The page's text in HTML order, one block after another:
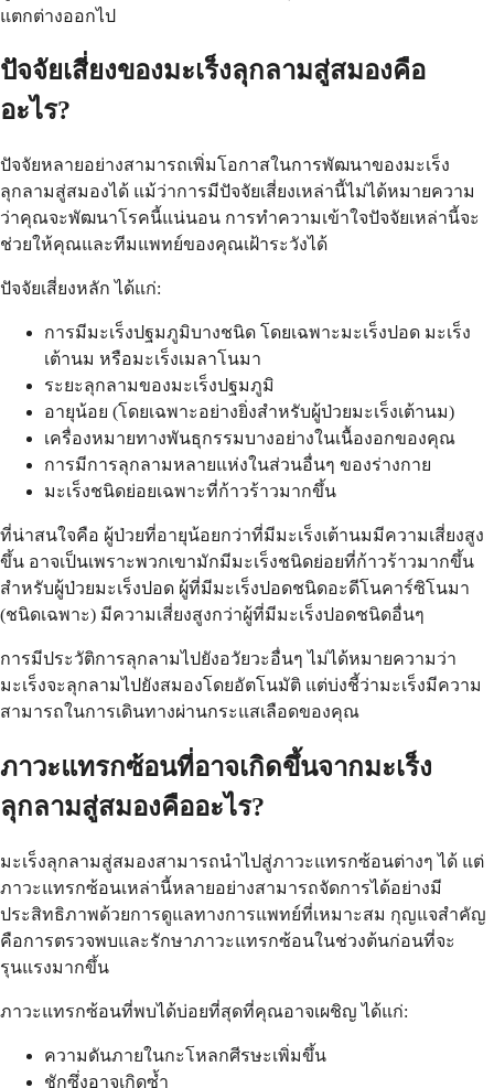
แตกต่างออกไป
ปัจจัยเสี่ยงของมะเร็งลุกลามสู่สมองคือ
อะไร?
ปัจจัยหลายอย่างสามารถเพิ่มโอกาสในการพัฒนาของมะเร็ง
ลุกลามสู่สมองได้ แม้ว่าการมีปัจจัยเสี่ยงเหล่านี้ไม่ได้หมายความ
ว่าคุณจะพัฒนาโรคนี้แน่นอน การทำความเข้าใจปัจจัยเหล่านี้จะ
ช่วยให้คุณและทีมแพทย์ของคุณเฝ้าระวังได้
ปัจจัยเสี่ยงหลัก ได้แก่:
การมีมะเร็งปฐมภูมิบางชนิด โดยเฉพาะมะเร็งปอด มะเร็ง
เต้านม หรือมะเร็งเมลาโนมา
ระยะลุกลามของมะเร็งปฐมภูมิ
อายุน้อย (โดยเฉพาะอย่างยิ่งสำหรับผู้ป่วยมะเร็งเต้านม)
เครื่องหมายทางพันธุกรรมบางอย่างในเนื้องอกของคุณ
การมีการลุกลามหลายแห่งในส่วนอื่นๆ ของร่างกาย
มะเร็งชนิดย่อยเฉพาะที่ก้าวร้าวมากขึ้น
ที่น่าสนใจคือ ผู้ป่วยที่อายุน้อยกว่าที่มีมะเร็งเต้านมมีความเสี่ยงสูง
ขึ้น อาจเป็นเพราะพวกเขามักมีมะเร็งชนิดย่อยที่ก้าวร้าวมากขึ้น
สำหรับผู้ป่วยมะเร็งปอด ผู้ที่มีมะเร็งปอดชนิดอะดีโนคาร์ซิโนมา
(ชนิดเฉพาะ) มีความเสี่ยงสูงกว่าผู้ที่มีมะเร็งปอดชนิดอื่นๆ
การมีประวัติการลุกลามไปยังอวัยวะอื่นๆ ไม่ได้หมายความว่า
มะเร็งจะลุกลามไปยังสมองโดยอัตโนมัติ แต่บ่งชี้ว่ามะเร็งมีความ
สามารถในการเดินทางผ่านกระแสเลือดของคุณ
ภาวะแทรกซ้อนที่อาจเกิดขึ้นจากมะเร็ง
ลุกลามสู่สมองคืออะไร?
มะเร็งลุกลามสู่สมองสามารถนำไปสู่ภาวะแทรกซ้อนต่างๆ ได้ แต่
ภาวะแทรกซ้อนเหล่านี้หลายอย่างสามารถจัดการได้อย่างมี
ประสิทธิภาพด้วยการดูแลทางการแพทย์ที่เหมาะสม กุญแจสำคัญ
คือการตรวจพบและรักษาภาวะแทรกซ้อนในช่วงต้นก่อนที่จะ
รุนแรงมากขึ้น
ภาวะแทรกซ้อนที่พบได้บ่อยที่สุดที่คุณอาจเผชิญ ได้แก่:
ความดันภายในกะโหลกศีรษะเพิ่มขึ้น
ชักซึ่งอาจเกิดซ้ำ